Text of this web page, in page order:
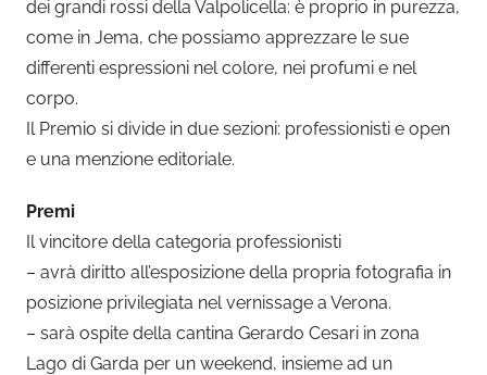
dei grandi rossi della Valpolicella: è proprio in purezza,
come in Jema, che possiamo apprezzare le sue
differenti espressioni nel colore, nei profumi e nel
corpo.
Il Premio si divide in due sezioni: professionisti e open
e una menzione editoriale.
Premi
Il vincitore della categoria professionisti
– avrà diritto all’esposizione della propria fotografia in
posizione privilegiata nel vernissage a Verona.
– sarà ospite della cantina Gerardo Cesari in zona
Lago di Garda per un weekend, insieme ad un